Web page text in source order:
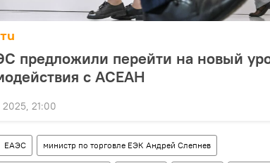
предложили перейти на новый
с АСЕАН
21:00
ЕАЭС министр по торговле ЕЭК Андрей Слепнев